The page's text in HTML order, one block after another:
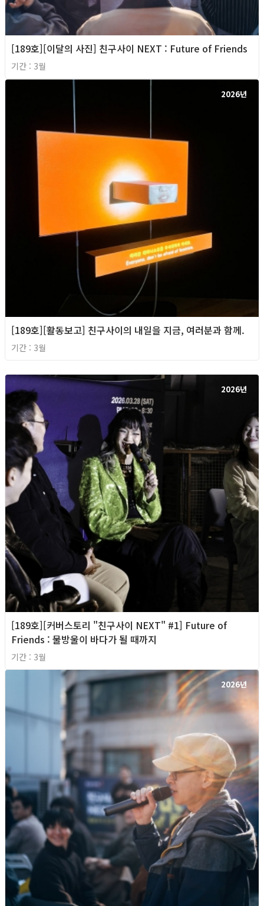
[189호][이달의 사진] 친구사이 NEXT : Future of Friends
기간 : 3월
2026년
[189호][활동보고] 친구사이의 내일을 지금, 여러분과 함께.
기간 : 3월
2026년
[189호][커버스토리 "친구사이 NEXT" #1] Future of
Friends : 물방울이 바다가 될 때까지
기간 : 3월
2026년